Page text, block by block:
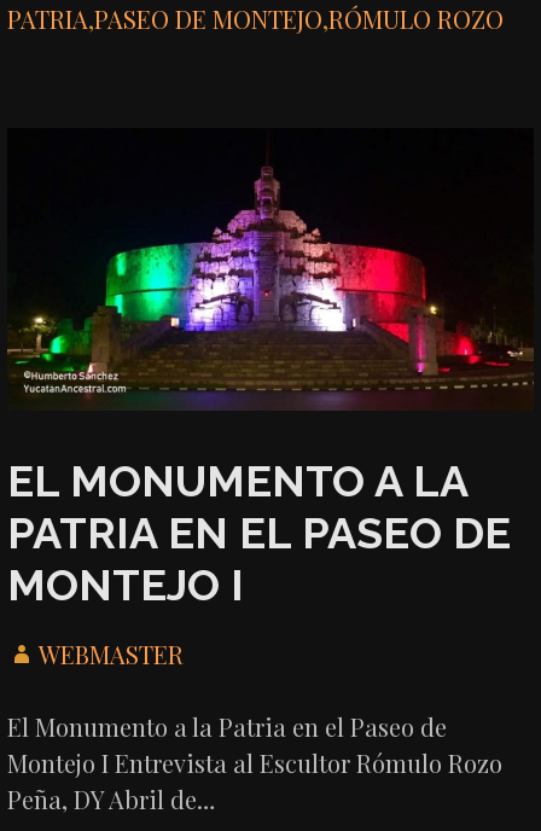
PATRIA,PASEO DE MONTEJO,RÓMULO ROZO
EL MONUMENTO A LA
PATRIA EN EL PASEO DE
MONTEJO I
WEBMASTER
El Monumento a la Patria en el Paseo de
Montejo I Entrevista al Escultor Rómulo Rozo
Peña, DY Abril de…